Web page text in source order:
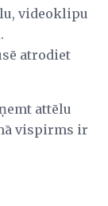
videoklipu
atrodiet
attēlu
vispirms ir